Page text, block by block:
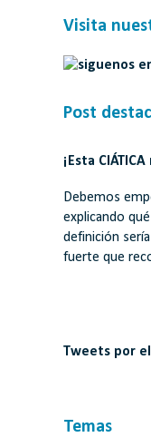
Visita
Post
¡Esta
Debemos
explicando
definición
fuerte que
Tweets por
Temas